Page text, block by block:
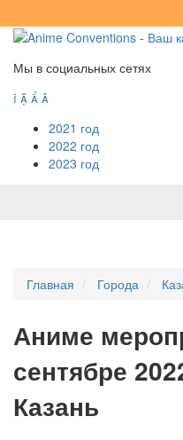
Мы в социальных сетях
   
2021 год
2022 год
2023 год
Главная Города
Аниме
сентябре
Казань